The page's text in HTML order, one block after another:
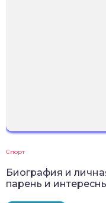
Спорт
Биография и
парень и